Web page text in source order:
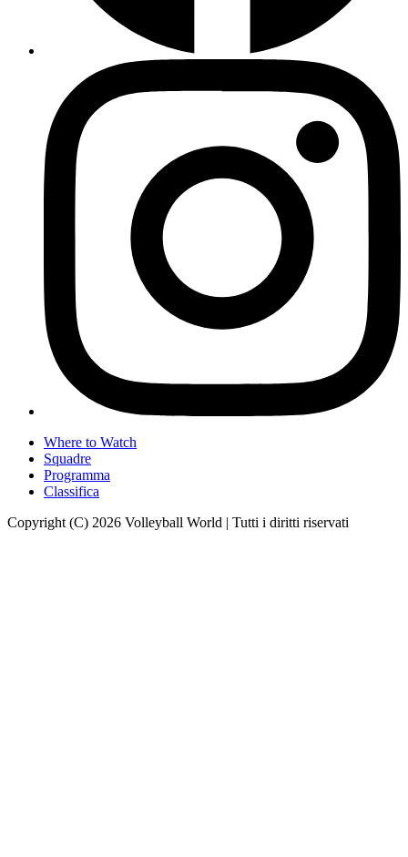
Where to Watch
Squadre
Programma
Classifica
Copyright (C) 2026 Volleyball World | Tutti i diritti riservati